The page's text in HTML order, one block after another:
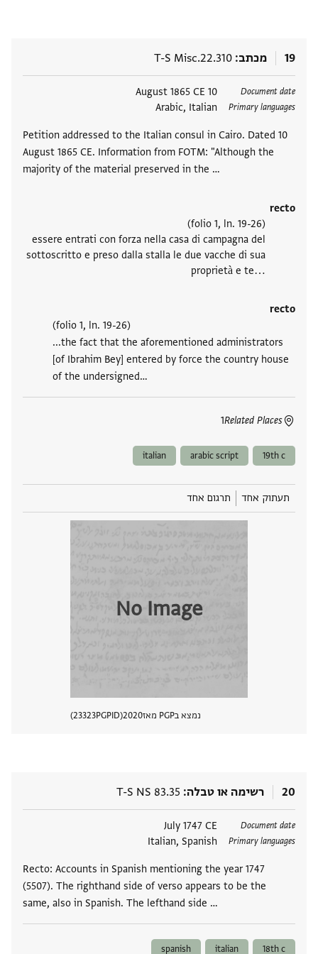
19 מכתב T-S Misc.22.310
Document date
10 August 1865 CE
Primary languages
Arabic, Italian
Petition addressed to the Italian consul in Cairo. Dated 10
August 1865 CE. Information from FOTM: "Although the
majority of the material preserved in the …
recto
(folio 1, ln. 19-26)
essere entrati con forza nella casa di campagna del
sottoscritto e preso dalla stalla le due vacche di sua
proprietà e te‮…
recto
(folio 1, ln. 19-26)
...the fact that the aforementioned administrators
[of Ibrahim Bey] entered by force the country house
of the undersigned‮…
Related Places
1
תגים
19th c
arabic script
italian
תעתוק אחד תרגום אחד
No Image
נמצא בPGP מאז 2020
PGPID
23323
20 רשימה או טבלה T-S NS 83.35
Document date
July 1747 CE
Primary languages
Italian, Spanish
Recto: Accounts in Spanish mentioning the year 1747
(5507). The righthand side of verso appears to be the
same, also in Spanish. The lefthand side …
תגים
18th c
italian
spanish